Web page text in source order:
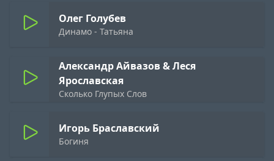
Олег Голубев
Динамо - Татьяна
Александр Айвазов & Леся
Ярославская
Сколько Глупых Слов
Игорь Браславский
Богиня